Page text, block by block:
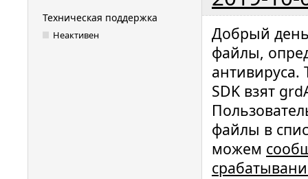
Техническая поддержка
Неактивен
Добрый
файлы,
антивируса.
SDK взят
файлы в
можем